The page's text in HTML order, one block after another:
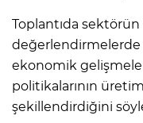
Toplantıda
değerlendirmelerde
ekonomik
politikalarının
şekillendirdiğini